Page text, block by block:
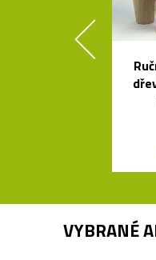
VYBRANÉ